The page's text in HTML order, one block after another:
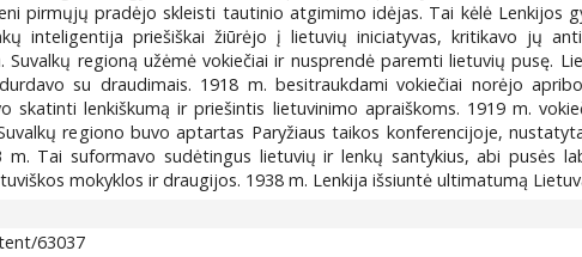
pirmųjų pradėjo skleisti tautinio atgimimo idėjas. Tai kėlė Lenkijos
inteligentija priešiškai žiūrėjo į lietuvių iniciatyvas, kritikavo jų
Suvalkų regioną užėmė vokiečiai ir nusprendė paremti lietuvių pusę.
su draudimais. 1918 m. besitraukdami vokiečiai norėjo
skatinti lenkiškumą ir priešintis lietuvinimo apraiškoms. 1919 m.
regiono buvo aptartas Paryžiaus taikos konferencijoje,
m. Tai suformavo sudėtingus lietuvių ir lenkų santykius, abi pusės
mokyklos ir draugijos. 1938 m. Lenkija išsiuntė ultimatumą
63037